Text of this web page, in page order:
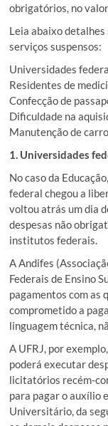
obrigatórios, no
Leia abaixo
serviços suspensos:
Universidades
Residentes de
Confecção de
Dificuldade na
Manutenção de
1. Universidades
No caso da
federal chegou a
voltou atrás um dia
despesas não
institutos federais.
A Andifes
Federais de Ensino
pagamentos com as
comprometido a
linguagem técnica,
A UFRJ, por
poderá executar
licitatórios recém-
para pagar o auxílio
Universitário, da